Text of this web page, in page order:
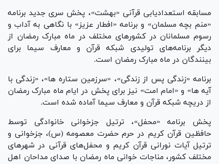
مسابقه استعدادیابی قرآنی «بهشت»، پخش سری جدید برنامه
«منم بچه مسلمان» و برنامه «افطار عزیز» با نگاهی به آداب و
رسوم مسلمانان در کشور‌های مختلف در ماه مبارک رمضان از
دیگر برنامه‌های تولیدی شبکه قرآن و معارف سیما برای
بینندگان در ماه مبارک رمضان است.
برنامه «زندگی پس از زندگی»، «سرزمین ستاره ها»، «زندگی با
آیه ها» و «امام امت» نیز برای پخش در ایام ماه مبارک رمضان
از دریچه شبکه قرآن و معارف سیما آماده شده است.
پخش برنامه «محفل»، ترتیل جزخوانی خانوادگی توسط
حافظین قرآن کریم در حرم حضرت معصومه (س)، جزخوانی و
ترتیل آیات نورانی قرآن کریم و محفل‌های قرآنی در شهر‌های
مختلف کشور، مناجات خوانی ماه رمضان با صدای مداحان اهل